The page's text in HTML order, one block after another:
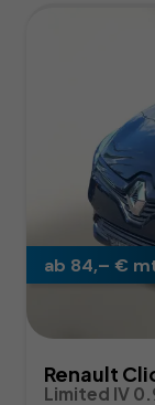
ab 84,– €
Renault
Limited IV